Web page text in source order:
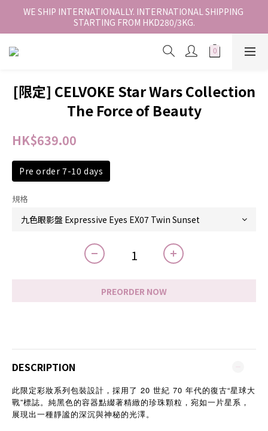
香港地區全店免運。免運費適用於香港順豐站、營業點或智能櫃取
件。
WE SHIP INTERNATIONALLY. INTERNATIONAL SHIPPING
STARTING FROM HKD280/3KG.
香港地區全店免運。免運費適用於香港順豐站、營業點或智能櫃取
[限定] CELVOKE Star Wars Collection
The Force of Beauty
HK$639.00
Pre order 7-10 days
規格
PREORDER NOW
DESCRIPTION
此限定彩妝系列包裝設計，採用了 20 世紀 70 年代的復古“星球大
戰”標誌。純黑色的容器點綴著精緻的珍珠顆粒，宛如一片星系，
展現出一種靜謐的深沉與神秘的光澤。